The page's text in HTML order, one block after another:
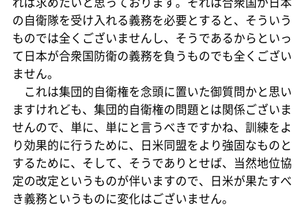
の自衛隊を受け入れる義務を必要とすると、そういう
ものでは全くございませんし、そうであるからといっ
て日本が合衆国防衛の義務を負うものでも全くござい
ません。
これは集団的自衛権を念頭に置いた御質問かと思い
ますけれども、集団的自衛権の問題とは関係ございま
せんので、単に、単にと言うべきですかね、訓練をよ
り効果的に行うために、日米同盟をより強固なものと
するために、そして、そうでありとせば、当然地位協
定の改定というものが伴いますので、日米が果たすべ
き義務というものに変化はございません。